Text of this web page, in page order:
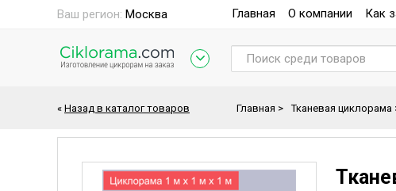
Ваш регион: Москва Главная О компании Как
« Назад в каталог товаров Главная > Тканевая циклорама